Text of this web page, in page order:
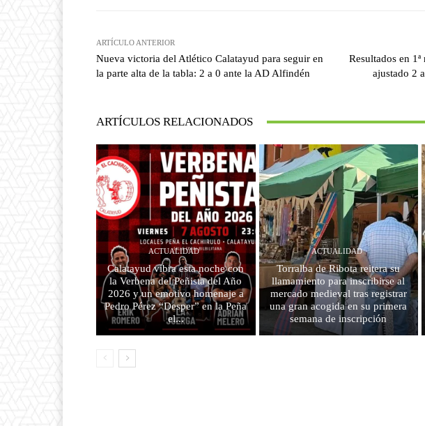
ARTÍCULO ANTERIOR
Nueva victoria del Atlético Calatayud para seguir en
la parte alta de la tabla: 2 a 0 ante la AD Alfindén
Resultados en
ajustado 2
ARTÍCULOS RELACIONADOS
ACTUALIDAD
Calatayud vibra esta noche con
la Verbena del Peñista del Año
2026 y un emotivo homenaje a
Pedro Pérez “Desper” en la Peña
el...
ACTUALIDAD
Torralba de Ribota reitera su
llamamiento para inscribirse al
mercado medieval tras registrar
una gran acogida en su primera
semana de inscripción